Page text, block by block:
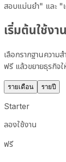
สอบแม่นยำ" และ "เ
เริ่มต้นใช้ง
เลือกรากฐานความ
ฟรี แล้วขยายธุรกิจ
รายเดือน รายปี
Starter
ลองใช้งาน
ฟรี